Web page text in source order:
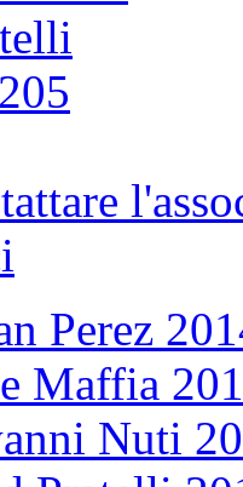
Perez
Maffia
Nuti